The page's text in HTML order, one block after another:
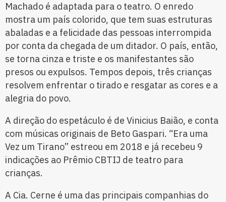
Machado é adaptada para o teatro. O enredo
mostra um país colorido, que tem suas estruturas
abaladas e a felicidade das pessoas interrompida
por conta da chegada de um ditador. O país, então,
se torna cinza e triste e os manifestantes são
presos ou expulsos. Tempos depois, três crianças
resolvem enfrentar o tirado e resgatar as cores e a
alegria do povo.
A direção do espetáculo é de Vinicius Baião, e conta
com músicas originais de Beto Gaspari. “Era uma
Vez um Tirano” estreou em 2018 e já recebeu 9
indicações ao Prêmio CBTIJ de teatro para
crianças.
A Cia. Cerne é uma das principais companhias do